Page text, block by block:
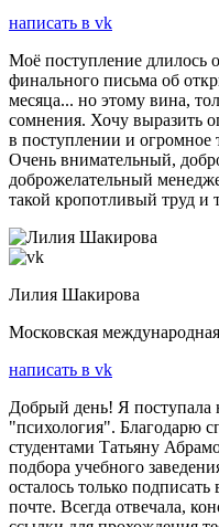
написать в vk
Моё поступление длилось
финального письма об
месяца... но этому вина,
сомнения. Хочу выразить
в поступлении и огромное
Очень внимательный,
доброжелательный
такой кропотливый труд и
Лилия Шакирова
Московская
написать в vk
Добрый день! Я поступала
"психология". Благодарю
студентами Татьяну
подбора учебного
осталось только
почте. Всегда отвечала,